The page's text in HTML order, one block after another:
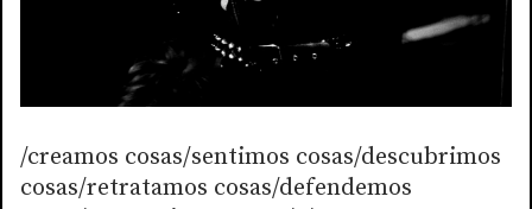
/creamos cosas/sentimos cosas/descubrimos
cosas/retratamos cosas/defendemos